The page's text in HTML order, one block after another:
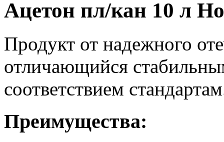
Ацетон пл/кан 10 л
Продукт от надежного
отличающийся
соответствием
Преимущества: